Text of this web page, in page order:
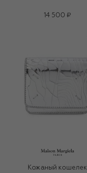
14 500 ₽
Кожаный кошелек